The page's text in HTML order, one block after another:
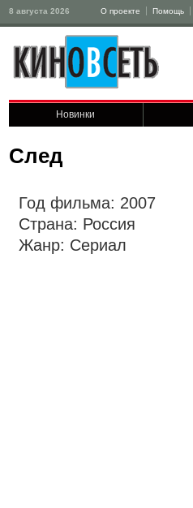
8 августа 2026 О проекте Помощь
Новинки
След
Год фильма: 2007
Страна: Россия
Жанр: Сериал